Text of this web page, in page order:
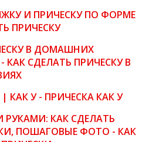
И ПРИЧЕСКУ ПО ФОРМЕ
ПРИЧЕСКУ
В ДОМАШНИХ
СДЕЛАТЬ ПРИЧЕСКУ В
КАК У - ПРИЧЕСКА КАК У
КАК СДЕЛАТЬ
ПОШАГОВЫЕ ФОТО - КАК